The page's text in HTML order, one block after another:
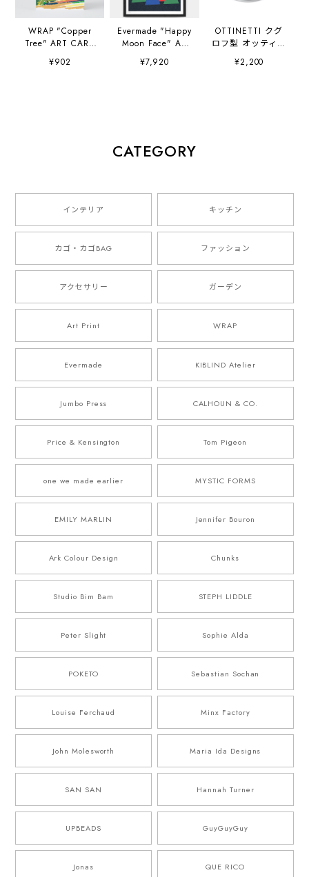
WRAP "Copper
Tree" ART CARD
Artwork by
Charlotte Trounce
¥902
Evermade "Happy
Moon Face" A3
(297×420mm) Art
Print Artwork by
¥7,920
OTTINETTI クグ
ロフ型 オッティネ
ッティ社
¥2,200
CATEGORY
インテリア キッチン
カゴ・カゴBAG ファッション
アクセサリー ガーデン
Art Print WRAP
Evermade KIBLIND Atelier
Jumbo Press CALHOUN & CO.
Price & Kensington Tom Pigeon
one we made earlier MYSTIC FORMS
EMILY MARLIN Jennifer Bouron
Ark Colour Design Chunks
Studio Bim Bam STEPH LIDDLE
Peter Slight Sophie Alda
POKETO Sebastian Sochan
Louise Ferchaud Minx Factory
John Molesworth Maria Ida Designs
SAN SAN Hannah Turner
UPBEADS GuyGuyGuy
Jonas QUE RICO